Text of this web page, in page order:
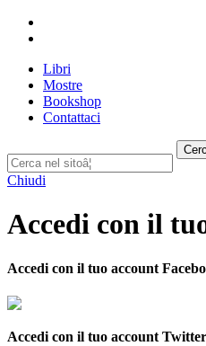
Libri
Mostre
Bookshop
Contattaci
Chiudi
Accedi con il
Accedi con il tuo account
Accedi con il tuo account Twitter